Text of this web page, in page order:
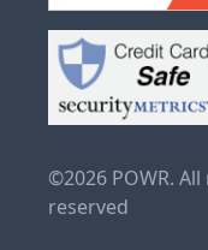
©2026 POWR.
reserved